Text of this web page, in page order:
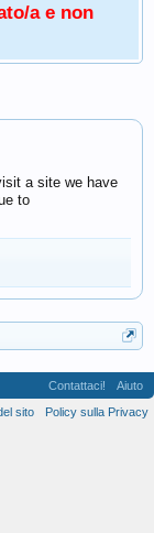
a e non
a site we have
to
Contattaci!
Aiuto
sito
Policy sulla Privacy